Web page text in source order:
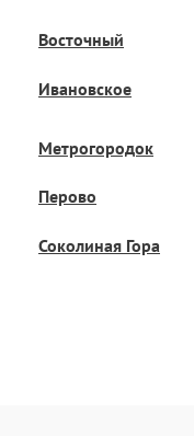
Восточный
Ивановское
Метрогородок
Перово
Соколиная Гора